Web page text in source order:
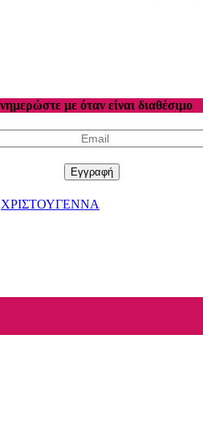
με όταν είναι διαθέσιμο
Εγγραφή
ΧΡΙΣΤΟΥΓΕΝΝΑ